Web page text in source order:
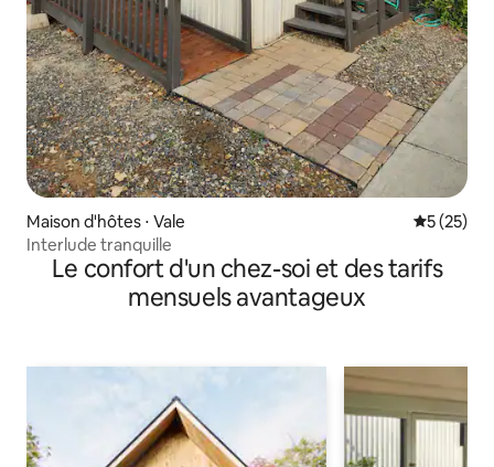
Maison d'hôtes ⋅ Vale
5 (25)
Interlude tranquille
Le confort d'un chez-soi et des tarifs
mensuels avantageux